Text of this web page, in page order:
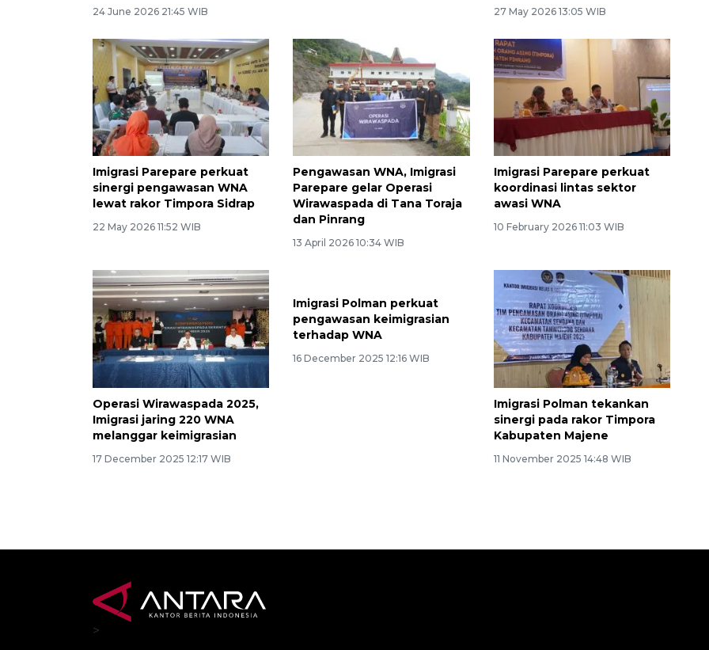
24 June 2026 21:45 WIB 27 May 2026 13:05 WIB
Imigrasi Parepare perkuat
sinergi pengawasan WNA
lewat rakor Timpora Sidrap
22 May 2026 11:52 WIB
Pengawasan WNA, Imigrasi
Parepare gelar Operasi
Wirawaspada di Tana Toraja
dan Pinrang
13 April 2026 10:34 WIB
Imigrasi Parepare perkuat
koordinasi lintas sektor
awasi WNA
10 February 2026 11:03 WIB
Operasi Wirawaspada 2025,
Imigrasi jaring 220 WNA
melanggar keimigrasian
17 December 2025 12:17 WIB
Imigrasi Polman perkuat
pengawasan keimigrasian
terhadap WNA
16 December 2025 12:16 WIB
Imigrasi Polman tekankan
sinergi pada rakor Timpora
Kabupaten Majene
11 November 2025 14:48 WIB
>